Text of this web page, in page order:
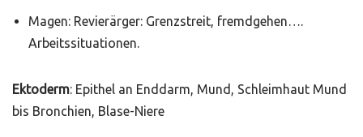
Magen: Revierärger: Grenzstreit, fremdgehen….
Arbeitssituationen.
Ektoderm: Epithel an Enddarm, Mund, Schleimhaut Mund
bis Bronchien, Blase-Niere